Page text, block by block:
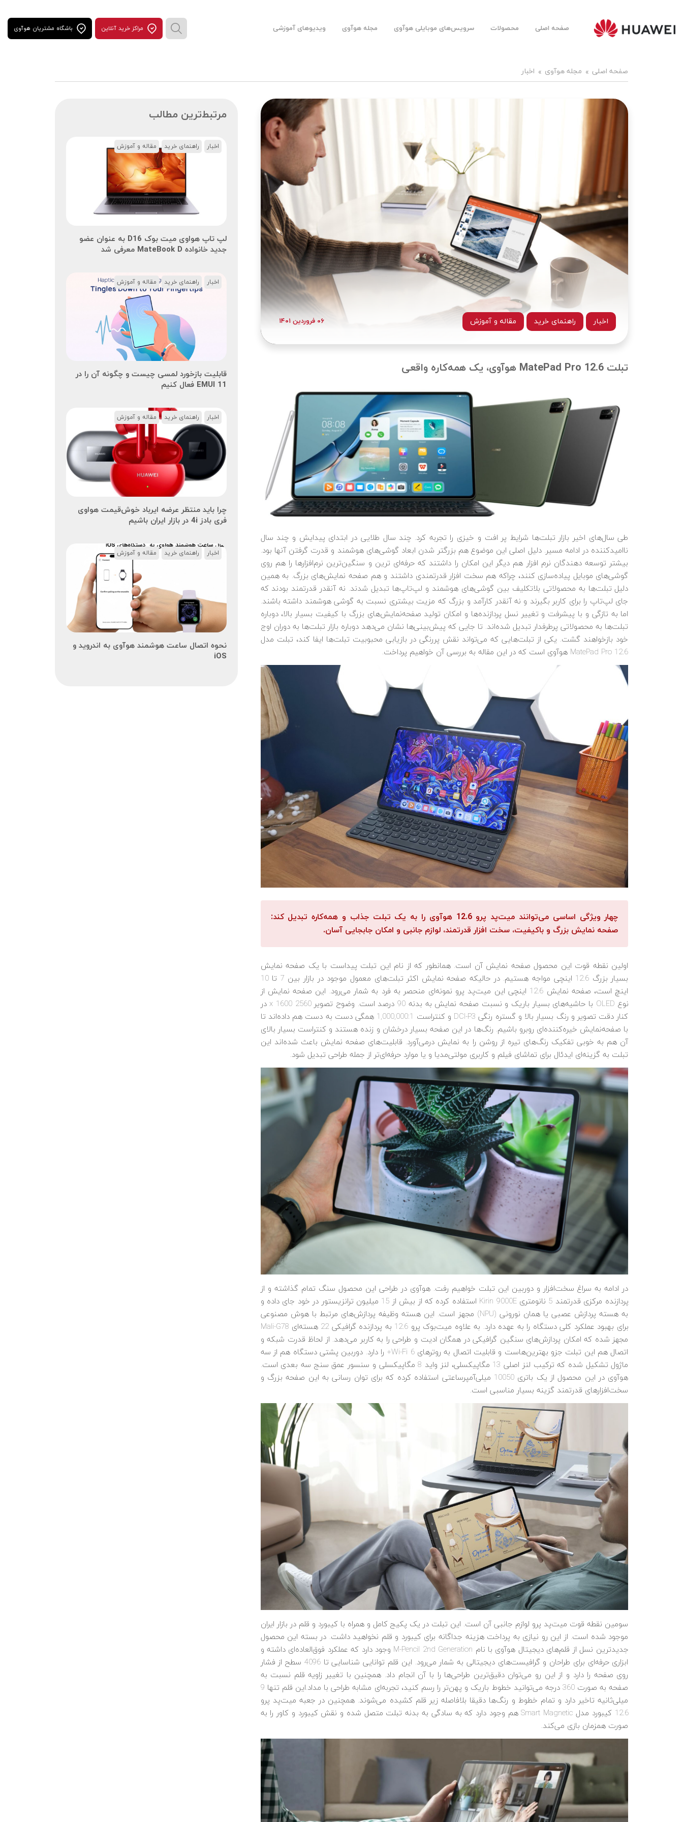
موبایل
مراكز خريد آنلاين باشگاه مشتریان هوآوی صفحه اصلی محصولات سرویس‌های موبایلی هوآوی مجله هوآوی ویدیوهای آموزشی
صفحه اصلی مجله هوآوی اخبار
۰۶ فروردین ۱۴۰۱ اخبار راهنمای خرید مقاله و آموزش
تبلت MatePad Pro 12.6 هوآوی، یک همه‌کاره واقعی
طی سال‌های اخیر بازار تبلت‌ها شرایط پر افت و خیزی را تجربه کرد. چند سال طلایی در ابتدای پیدایش و چند سال
ناامیدکننده در ادامه مسیر. دلیل اصلی این موضوع هم بزرگتر شدن ابعاد گوشی‌های هوشمند و قدرت گرفتن آنها بود.
بیشتر توسعه دهندگان نرم افزار هم دیگر این امکان را داشتند که حرفه‌ای ترین و سنگین‌ترین نرم‌افزارها را هم روی
گوشی‌های موبایل پیاده‌سازی کنند، چراکه هم سخت افزار قدرتمندی داشتند و هم صفحه نمایش‌های بزرگ. به همین
دلیل تبلت‌ها به محصولاتی بلاتکلیف بین گوشی‌های هوشمند و لپ‌تاپ‌ها تبدیل شدند. نه آنقدر قدرتمند بودند که
جای لپ‌تاپ را برای کاربر بگیرند و نه آنقدر کارآمد و بزرگ که مزیت بیشتری نسبت به گوشی هوشمند داشته باشند.
اما به تازگی و با پیشرفت و تغییر نسل پردازنده‌ها و امکان تولید صفحه‌نمایش‌های بزرگ با کیفیت بسیار بالا، دوباره
تبلت‌ها به محصولاتی پرطرفدار تبدیل شده‌اند. تا جایی که پیش‌بینی‌ها نشان می‌دهد دوباره بازار تبلت‌ها به دوران اوج
خود بازخواهند گشت. یکی از تبلت‌هایی که می‌تواند نقش پررنگی در بازیابی محبوبیت تبلت‌ها ایفا کند، تبلت مدل
MatePad Pro 12.6 هوآوی است که در این مقاله به بررسی آن خواهیم پرداخت.
چهار ویژگی اساسی می‌توانند میت‌پد پرو 12.6 هوآوی را به یک تبلت جذاب و همه‌کاره تبدیل کند:
صفحه نمایش بزرگ و باکیفیت، سخت افزار قدرتمند، لوازم جانبی و امکان جابجایی آسان.
اولین نقطه قوت این محصول صفحه نمایش آن است. همانطور که از نام این تبلت پیداست با یک صفحه نمایش
بسیار بزرگ 12.6 اینچی مواجه هستیم. در حالیکه صفحه نمایش اکثر تبلت‌های معمول موجود در بازار بین 7 تا 10
اینچ است، صفحه نمایش 12.6 اینچی این میت‌پد پرو نمونه‌ای منحصر به فرد به شمار می‌رود. این صفحه نمایش از
نوع OLED با حاشیه‌های بسیار باریک و نسبت صفحه نمایش به بدنه 90 درصد است. وضوح تصویر 2560 x 1600 در
کنار دقت تصویر و رنگ بسیار بالا و گستره رنگی DCI-P3 و کنتراست 1,000,000:1 همگی دست به دست هم داده‌اند تا
با صفحه‌نمایش خیره‌کننده‌ای روبرو باشیم. رنگ‌ها در این صفحه بسیار درخشان و زنده هستند و کنتراست بسیار بالای
آن هم به خوبی تفکیک رنگ‌های تیره از روشن را به نمایش درمی‌آورد. قابلیت‌های صفحه نمایش باعث شده‌اند این
تبلت به گزینه‌ای ایدئال برای تماشای فیلم و کاربری مولتی‌مدیا و یا موارد حرفه‌ای‌تر از جمله طراحی تبدیل شود.
در ادامه به سراغ سخت‌افزار و دوربین این تبلت خواهیم رفت. هوآوی در طراحی این محصول سنگ تمام گذاشته و از
پردازنده مرکزی قدرتمند 5 نانومتری Kirin 9000E استفاده کرده که از بیش از 15 میلیون ترانزیستور در خود جای داده و
به هسته پردازش عصبی یا همان نورونی (NPU) مجهز است. این هسته وظیفه پردازش‌های مرتبط با هوش مصنوعی
برای بهبود عملکرد کلی دستگاه را به عهده دارد. به علاوه میت‌بوک پرو 12.6 به پردازنده گرافیکی 22 هسته‌ای Mali-G78
مجهز شده که امکان پردازش‌های سنگین گرافیکی در همگان ادیت و طراحی را به کاربر می‌دهد. از لحاظ قدرت شبکه و
اتصال هم این تبلت جزو بهترین‌هاست و قابلیت اتصال به روترهای Wi-Fi 6+ را دارد. دوربین پشتی دستگاه هم از سه
ماژول تشکیل شده که ترکیب لنز اصلی 13 مگاپیکسلی، لنز واید 8 مگاپیکسلی و سنسور عمق سنج سه بعدی است.
هوآوی در این محصول از یک باتری 10050 میلی‌آمپرساعتی استفاده کرده که برای توان رسانی به این صفحه بزرگ و
سخت‌افزارهای قدرتمند گزینه بسیار مناسبی است.
سومین نقطه قوت میت‌پد پرو لوازم جانبی آن است. این تبلت در یک پکیج کامل و همراه با کیبورد و قلم در بازار ایران
موجود شده است. از این رو نیازی به پرداخت هزینه جداگانه برای کیبورد و قلم نخواهید داشت. در بسته این محصول
جدیدترین نسل از قلم‌های دیجیتال هوآوی با نام M-Pencil 2
nd
Generation وجود دارد که عملکرد فوق‌العاده‌ای داشته و
ابزاری حرفه‌ای برای طراحان و گرافیست‌های دیجیتالی به شمار می‌رود. این قلم توانایی شناسایی تا 4096 سطح از فشار
روی صفحه را دارد و از این رو می‌توان دقیق‌ترین طراحی‌ها را با آن انجام داد. همچنین با تغییر زاویه قلم نسبت به
صفحه به صورت 360 درجه می‌توانید خطوط باریک و پهن‌تر را رسم کنید، تجربه‌ای مشابه طراحی با مداد.این قلم تنها 9
میلی‌ثانیه تاخیر دارد و تمام خطوط و رنگ‌ها دقیقا بلافاصله زیر قلم کشیده می‌شوند. همچنین در جعبه میت‌پد پرو
12.6 کیبورد مدل Smart Magnetic هم وجود دارد که به سادگی به بدنه تبلت متصل شده و نقش کیبورد و کاور را به
صورت همزمان بازی می‌کند.
مرتبط‌ترین مطالب
لپ تاپ هواوی میت بوک D16 به عنوان عضو
جدید خانواده MateBook D معرفی شد
اخبار راهنمای خرید مقاله و آموزش
قابلیت بازخورد لمسی چیست و چگونه آن را در
EMUI 11 فعال کنیم
اخبار راهنمای خرید مقاله و آموزش
چرا باید منتظر عرضه ایرباد خوش‌قیمت هواوی
فری بادز 4i در بازار ایران باشیم
اخبار راهنمای خرید مقاله و آموزش
نحوه اتصال ساعت هوشمند هوآوی به اندروید و
iOS
اخبار راهنمای خرید مقاله و آموزش